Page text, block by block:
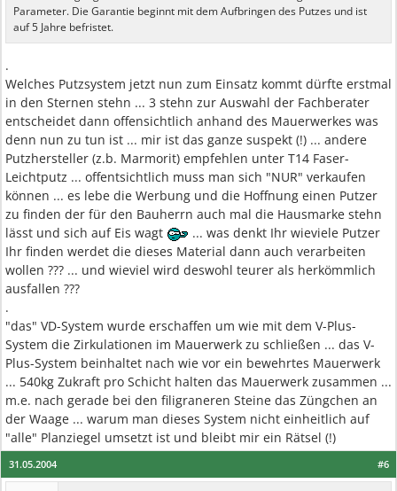
Parameter. Die Garantie beginnt mit dem Aufbringen des Putzes und ist
auf 5 Jahre befristet.
.
Welches Putzsystem jetzt nun zum Einsatz kommt dürfte erstmal
in den Sternen stehn ... 3 stehn zur Auswahl der Fachberater
entscheidet dann offensichtlich anhand des Mauerwerkes was
denn nun zu tun ist ... mir ist das ganze suspekt (!) ... andere
Putzhersteller (z.b. Marmorit) empfehlen unter T14 Faser-
Leichtputz ... offentsichtlich muss man sich "NUR" verkaufen
können ... es lebe die Werbung und die Hoffnung einen Putzer
zu finden der für den Bauherrn auch mal die Hausmarke stehn
lässt und sich auf Eis wagt
... was denkt Ihr wieviele Putzer
Ihr finden werdet die dieses Material dann auch verarbeiten
wollen ??? ... und wieviel wird deswohl teurer als herkömmlich
ausfallen ???
.
"das" VD-System wurde erschaffen um wie mit dem V-Plus-
System die Zirkulationen im Mauerwerk zu schließen ... das V-
Plus-System beinhaltet nach wie vor ein bewehrtes Mauerwerk
... 540kg Zukraft pro Schicht halten das Mauerwerk zusammen ...
m.e. nach gerade bei den filigraneren Steine das Züngchen an
der Waage ... warum man dieses System nicht einheitlich auf
"alle" Planziegel umsetzt ist und bleibt mir ein Rätsel (!)
#6
31.05.2004